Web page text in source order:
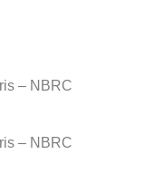
– NBRC
– NBRC